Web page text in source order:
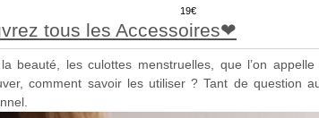
19
tous les Accessoires
beauté, les culottes menstruelles, que l’on
comment savoir les utiliser ? Tant de question